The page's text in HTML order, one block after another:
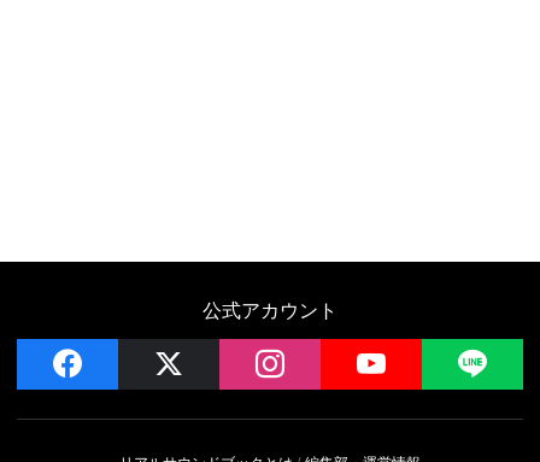
公式アカウント
facebook instagram YouTube